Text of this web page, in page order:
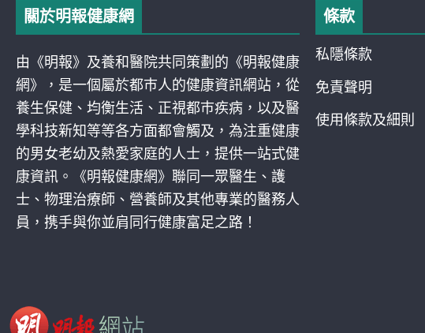
關於明報健康網
由《明報》及養和醫院共同策劃的《明報健康
網》，是一個屬於都巿人的健康資訊網站，從
養生保健、均衡生活、正視都巿疾病，以及醫
學科技新知等等各方面都會觸及，為注重健康
的男女老幼及熱愛家庭的人士，提供一站式健
康資訊。《明報健康網》聯同一眾醫生、護
士、物理治療師、營養師及其他專業的醫務人
員，携手與你並肩同行健康富足之路！
條款
私隱條款
免責聲明
使用條款及細則